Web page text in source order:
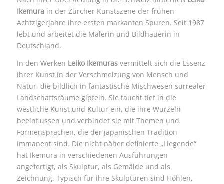
Ikemurain der Zürcher Kunstszene der frühen
Achtzigerjahre ihre ersten markanten Spuren. Seit 1987
lebt und arbeitet die Malerin und Bildhauerin in
Deutschland.
In den Werken Leiko Ikemurasvermittelt sich die Essenz
ihrer Kunst in der Verschmelzung von Mensch und
Natur, die bildlich in fantastische Mischwesen surrealer
Landschaftsräume gipfeln. Sie taucht tief in die
westliche Kunst und Kultur ein, die ihre Wurzeln
beeinflussen und verbindet sie mit Themen und
Formensprachen, die der japanischen Tradition
immanent sind. Die nicht näher definierte „Liegende“
hat Ikemura in verschiedenen Ausführungen
angefertigt, als Skulptur, als Gemälde und als
Zeichnung. Typisch für ihre Skulpturen sind Höhlen,